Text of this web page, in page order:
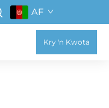
AF
Kry 'n Kwota